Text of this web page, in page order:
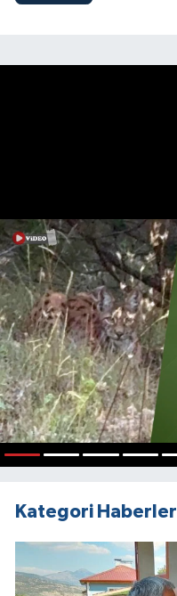
Kategori Haberler